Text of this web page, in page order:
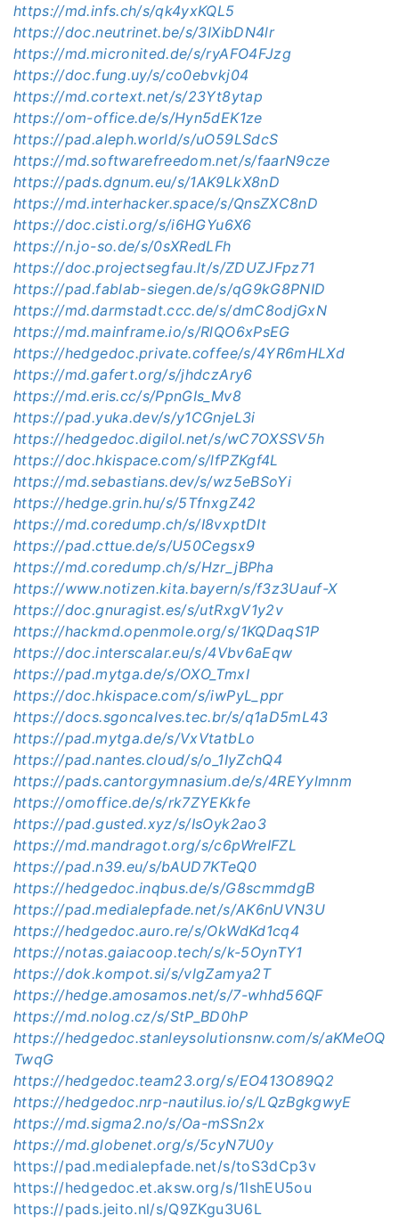
https://md.infs.ch/s/qk4yxKQL5
https://doc.neutrinet.be/s/3IXibDN4lr
https://md.micronited.de/s/ryAFO4FJzg
https://doc.fung.uy/s/co0ebvkj04
https://md.cortext.net/s/23Yt8ytap
https://om-office.de/s/Hyn5dEK1ze
https://pad.aleph.world/s/uO59LSdcS
https://md.softwarefreedom.net/s/faarN9cze
https://pads.dgnum.eu/s/1AK9LkX8nD
https://md.interhacker.space/s/QnsZXC8nD
https://doc.cisti.org/s/i6HGYu6X6
https://n.jo-so.de/s/0sXRedLFh
https://doc.projectsegfau.lt/s/ZDUZJFpz71
https://pad.fablab-siegen.de/s/qG9kG8PNID
https://md.darmstadt.ccc.de/s/dmC8odjGxN
https://md.mainframe.io/s/RlQO6xPsEG
https://hedgedoc.private.coffee/s/4YR6mHLXd
https://md.gafert.org/s/jhdczAry6
https://md.eris.cc/s/PpnGIs_Mv8
https://pad.yuka.dev/s/y1CGnjeL3i
https://hedgedoc.digilol.net/s/wC7OXSSV5h
https://doc.hkispace.com/s/lfPZKgf4L
https://md.sebastians.dev/s/wz5eBSoYi
https://hedge.grin.hu/s/5TfnxgZ42
https://md.coredump.ch/s/I8vxptDIt
https://pad.cttue.de/s/U50Cegsx9
https://md.coredump.ch/s/Hzr_jBPha
https://www.notizen.kita.bayern/s/f3z3Uauf-X
https://doc.gnuragist.es/s/utRxgV1y2v
https://hackmd.openmole.org/s/1KQDaqS1P
https://doc.interscalar.eu/s/4Vbv6aEqw
https://pad.mytga.de/s/OXO_TmxI
https://doc.hkispace.com/s/iwPyL_ppr
https://docs.sgoncalves.tec.br/s/q1aD5mL43
https://pad.mytga.de/s/VxVtatbLo
https://pad.nantes.cloud/s/o_1IyZchQ4
https://pads.cantorgymnasium.de/s/4REYylmnm
https://omoffice.de/s/rk7ZYEKkfe
https://pad.gusted.xyz/s/IsOyk2ao3
https://md.mandragot.org/s/c6pWreIFZL
https://pad.n39.eu/s/bAUD7KTeQ0
https://hedgedoc.inqbus.de/s/G8scmmdgB
https://pad.medialepfade.net/s/AK6nUVN3U
https://hedgedoc.auro.re/s/OkWdKd1cq4
https://notas.gaiacoop.tech/s/k-5OynTY1
https://dok.kompot.si/s/vlgZamya2T
https://hedge.amosamos.net/s/7-whhd56QF
https://md.nolog.cz/s/StP_BD0hP
https://hedgedoc.stanleysolutionsnw.com/s/aKMeOQ
TwqG
https://hedgedoc.team23.org/s/EO413O89Q2
https://hedgedoc.nrp-nautilus.io/s/LQzBgkgwyE
https://md.sigma2.no/s/Oa-mSSn2x
https://md.globenet.org/s/5cyN7U0y
https://pad.medialepfade.net/s/toS3dCp3v
https://hedgedoc.et.aksw.org/s/1lshEU5ou
https://pads.jeito.nl/s/Q9ZKgu3U6L